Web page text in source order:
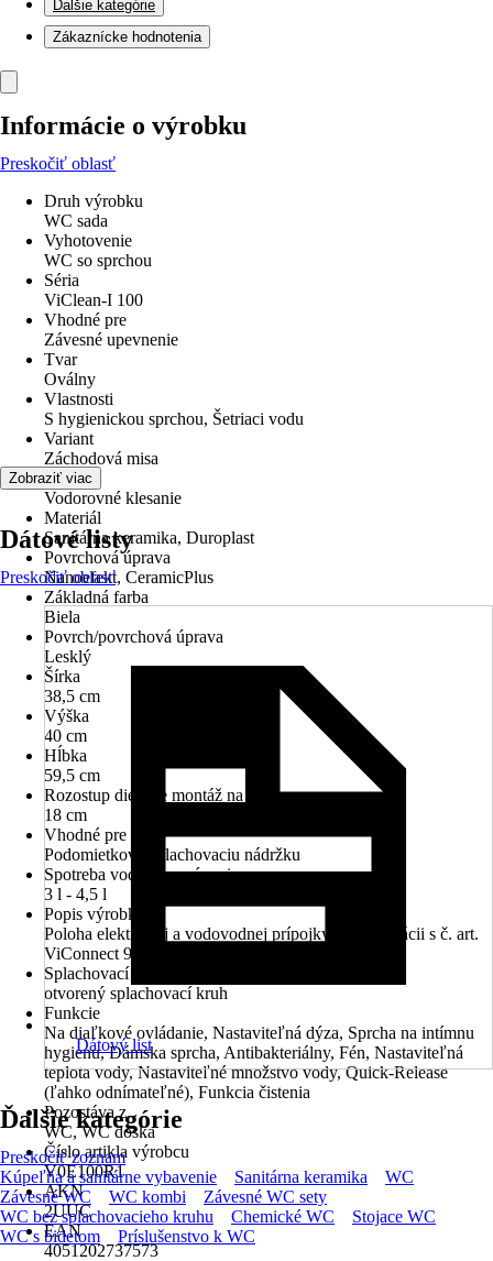
Ďalšie kategórie
Zákaznícke hodnotenia
Informácie o výrobku
Preskočiť oblasť
Druh výrobku
WC sada
Vyhotovenie
WC so sprchou
Séria
ViClean-I 100
Vhodné pre
Závesné upevnenie
Tvar
Oválny
Vlastnosti
S hygienickou sprchou, Šetriaci vodu
Variant
Záchodová misa
Odpad
Vodorovné klesanie
Materiál
Sanitárna keramika, Duroplast
Povrchová úprava
Nanoefekt, CeramicPlus
Základná farba
Biela
Povrch/povrchová úprava
Lesklý
Šírka
38,5 cm
Výška
40 cm
Hĺbka
59,5 cm
Rozostup dier pre montáž na stenu
18 cm
Vhodné pre
Podomietkovú splachovaciu nádržku
Spotreba vody na umývanie
3 l - 4,5 l
Popis výrobku
Poloha elektrickej a vodovodnej prípojky v kombinácii s č. art.
ViConnect 92246100
Splachovací kruh
otvorený splachovací kruh
Funkcie
Na diaľkové ovládanie, Nastaviteľná dýza, Sprcha na intímnu
hygienu, Dámska sprcha, Antibakteriálny, Fén, Nastaviteľná
teplota vody, Nastaviteľné množstvo vody, Quick-Release
(ľahko odnímateľné), Funkcia čistenia
Pozostáva z
WC, WC doska
Číslo artikla výrobcu
V0E100R1
AKN
2UUC
EAN
4051202737573
Zobraziť viac
Dátové listy
Preskočiť oblasť
Dátový list
Ďalšie kategórie
Preskočiť zoznam
Kúpeľňa a sanitárne vybavenie
Sanitárna keramika
WC
Závesné WC
WC kombi
Závesné WC sety
WC bez splachovacieho kruhu
Chemické WC
Stojace WC
WC s bidetom
Príslušenstvo k WC